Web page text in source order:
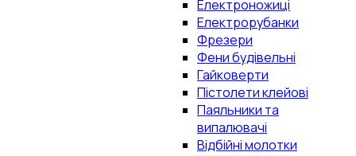
Електроножиці
Електрорубанки
Фрезери
Фени будівельні
Гайковерти
Пістолети клейові
Паяльники та
випалювачі
Відбійні молотки